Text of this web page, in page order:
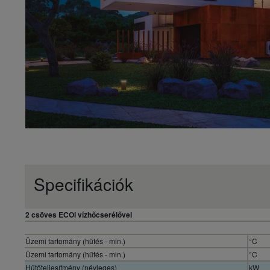
Specifikációk
2 csöves ECOi vízhőcserélővel
Üzemi tartomány (hűtés - min.)
°C
Üzemi tartomány (hűtés - min.)
°C
Hűtőteljesítmény (névleges)
kW